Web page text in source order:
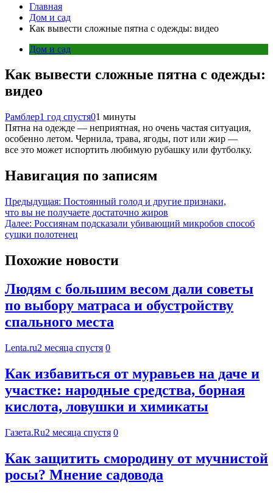
Главная
Дом и сад
Как вывести сложные пятна с одежды: видео
Дом и сад
Как вывести сложные пятна с одежды:
видео
Рамблер1 год спустя01 минуты
Пятна на одежде — неприятная, но очень частая ситуация,
особенно летом. Чернила, трава, ягоды, пот или жир —
все это может испортить любимую рубашку или футболку.
Навигация по записям
Предыдущая: Постоянный голод и другие признаки,
что вы не получаете достаточно жиров
Далее: Россиянам подсказали убивающий микробов способ
сушки полотенец
Похожие новости
Людям с большим весом дали советы
по выбору матраса и обустройству
спального места
Lenta.ru2 месяца спустя 0
Как избавиться от муравьев на даче и
участке: народные средства, борная
кислота, ловушки и химикаты
Газета.Ru2 месяца спустя 0
Как защитить смородину от мучнистой
росы? Мнение садовода